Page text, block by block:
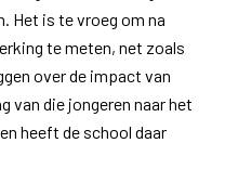
Het is te vroeg om na
te meten, net zoals
over de impact van
van die jongeren naar het
heeft de school daar